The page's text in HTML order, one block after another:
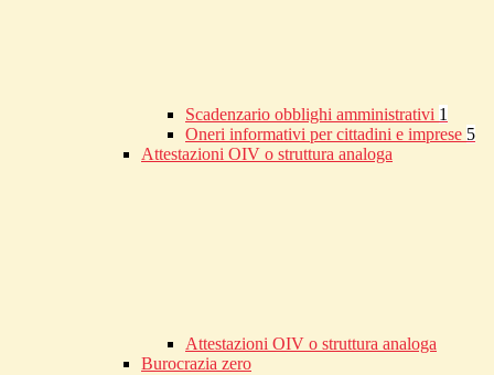
Scadenzario obblighi amministrativi 1
Oneri informativi per cittadini e imprese 5
Attestazioni OIV o struttura analoga
Attestazioni OIV o struttura analoga
Burocrazia zero